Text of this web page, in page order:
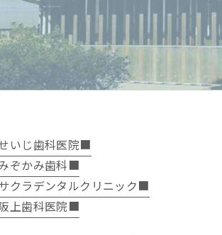
いじ歯科医院■
ぞかみ歯科■
クラデンタルクリニック■
上歯科医院■